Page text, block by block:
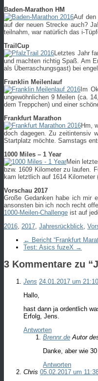
Baden-Marathon HM
Auf den
auf der neuen Strecke auch?
teilnahm, war natürlich das i-
TrailCup
Letztes Jahr
und machten richtig Spaß. Am
als Überraschungsgast) bei
Franklin Meilenlauf
Im
ungewöhnlichen 9 Meilen (ca.
dem Treppchen) und einer
Frankfurt Marathon
Hm,
doch dagegen. Zu zeitintensiv
Startplatz möchte. Samstags
1000 Miles – 1 Year
Mein
bzw. 1609 Kilometer zu laufen.
kam letztlich auf 1614 Kilometer
Vorschau 2017
Große Gedanken habe ich mir
ansonsten bin ich noch recht
1000-Meilen-Challenge ist auf
2016 2017 Jahresrückblick
← Bericht “Frankfurt
Test: Asics fuzeX →
3 Kommentare zu “
Jens 24.01.2017 um 21:10
Hallo,
hast dann ja ordentlich
Erfolg, Jens.
Antworten
Brennr.de Autor
Danke, aber wie
Antworten
Chris 05.02.2017 um